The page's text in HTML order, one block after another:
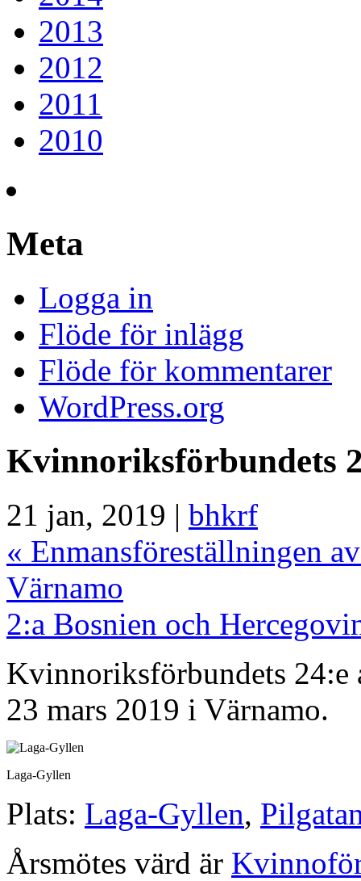
2013
2012
2011
2010
Meta
Logga in
Flöde för inlägg
Flöde för kommentarer
WordPress.org
Kvinnoriksförbundets
21 jan, 2019 | bhkrf
« Enmansföreställningen
Värnamo
2:a Bosnien och
Kvinnoriksförbundets 24:e
23 mars 2019 i Värnamo.
Laga-Gyllen
Plats: Laga-Gyllen,
Årsmötes värd är